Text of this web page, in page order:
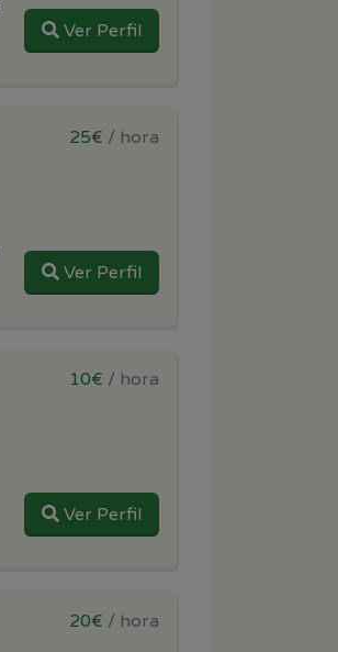
Ver Perfil
25€ / hora
Ver Perfil
10€ / hora
Ver Perfil
20€ / hora